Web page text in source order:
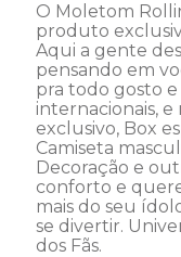
O Moletom
produto
Aqui a gente
pensando em
pra todo gosto e
internacionais,
exclusivo, Box
Camiseta
Decoração e
conforto e
mais do seu
se divertir.
dos Fãs.